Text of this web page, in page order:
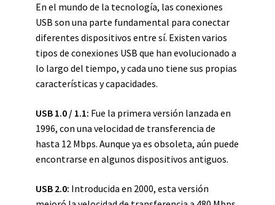
En el mundo de la tecnología, las conexiones
USB son una parte fundamental para conectar
diferentes dispositivos entre sí. Existen varios
tipos de conexiones USB que han evolucionado a
lo largo del tiempo, y cada uno tiene sus propias
características y capacidades.
USB 1.0 / 1.1: Fue la primera versión lanzada en
1996, con una velocidad de transferencia de
hasta 12 Mbps. Aunque ya es obsoleta, aún puede
encontrarse en algunos dispositivos antiguos.
USB 2.0: Introducida en 2000, esta versión